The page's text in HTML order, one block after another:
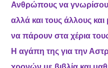
Ανθρώπους να
αλλά και τους άλλους
να πάρουν στα χέρια
Η αγάπη της για την